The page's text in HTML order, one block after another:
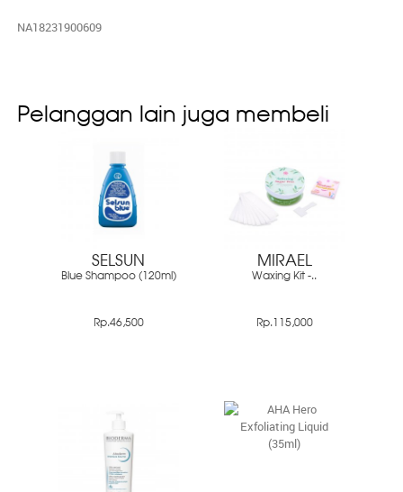
NA18231900609
Pelanggan lain juga membeli
SELSUN
Blue Shampoo (120ml)
Rp.46,500
MIRAEL
Waxing Kit -..
Rp.115,000